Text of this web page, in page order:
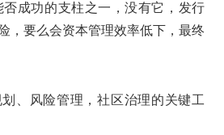
成功的支柱之一，没有它，发行
，要么会资本管理效率低下，最终
、风险管理，社区治理的关键工